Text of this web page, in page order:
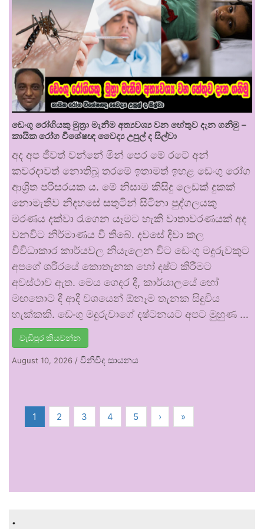
ඩෙංගු රෝගියකු ⁣මුත්‍රා මැනීම අත්‍යවශ්‍ය වන හේතුව දැන ගනිමු –
කායික රෝග විශේෂඥ වෛද්‍ය උපුල් ද සිල්වා
අද අප ජීවත් වන්නේ මින් පෙර මේ රටේ අන්
කවරදාවත් නොතිබූ තරමේ ඉතාමත් ඉහළ ඩෙංගු රෝග
ආශ්‍රිත පරිසරයක ය. මේ නිසාම කිසිදු ලෙඩක් දුකක්
නොමැතිව නිදහසේ සතුටින් සිටිනා පුද්ගලයකු
මරණය දක්වා රැගෙන යෑමට හැකි වාතාවරණයක් අද
වනවිට නිර්මාණය වී තිබේ. දවසේ දිවා කල
විවිධාකාර කාර්යවල නියැලෙන විට ඩෙංගු මදුරුවකුට
අපගේ ශරීරයේ කොතැනක හෝ දෂ්ට කිරීමට
අවස්ථාව ඇත. මෙය ගෙදර දී, කාර්යාලයේ හෝ
මඟතොට දී ආදී වශයෙන් ඕනෑම තැනක සිදුවිය
හැක්කකි. ඩෙංගු මදුරුවාගේ දෂ්ටනයට අපට මුහුණ …
වැඩිපුර කියවන්න
August 10, 2026 / විනිවිද සායනය
1 2 3 4 5 › »
.